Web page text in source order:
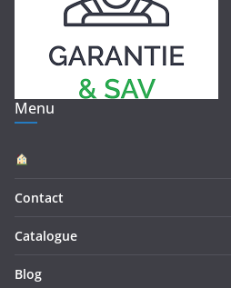
Menu
Contact
Catalogue
Blog